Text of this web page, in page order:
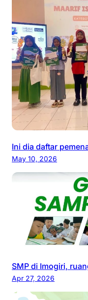
Ini dia daftar
May 10, 2026
SMP di Imogiri,
Apr 27, 2026